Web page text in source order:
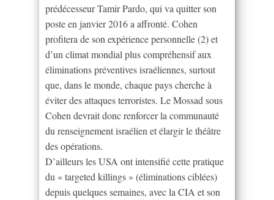
prédécesseur Tamir Pardo, qui va quitter son
poste en janvier 2016 a affronté. Cohen
profitera de son expérience personnelle (2) et
d’un climat mondial plus compréhensif aux
éliminations préventives israéliennes, surtout
que, dans le monde, chaque pays cherche à
éviter des attaques terroristes. Le Mossad sous
Cohen devrait donc renforcer la communauté
du renseignement israélien et élargir le théâtre
des opérations.
D’ailleurs les USA ont intensifié cette pratique
du « targeted killings » (éliminations ciblées)
depuis quelques semaines, avec la CIA et son